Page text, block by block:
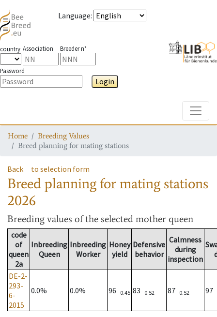
Language:
country Association Breeder n°
Password
Login
Home
Breeding Values
Breed planning for mating stations
Back to selection form
Breed planning for mating stations
2026
Breeding values of the selected mother queen
code
of
queen
2a
Inbreeding
Queen
Inbreeding
Worker
Honey
yield
Defensive
behavior
Calmness
during
inspection
DE-2-
293-
6-
2015
0.0% 0.0% 96 0.45 83 0.52 87 0.52 97